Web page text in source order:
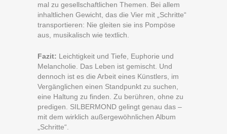
mal zu gesellschaftlichen Themen. Bei allem
inhaltlichen Gewicht, das die Vier mit „Schritte“
transportieren: Nie gleiten sie ins Pompöse
aus, musikalisch wie textlich.
Fazit: Leichtigkeit und Tiefe, Euphorie und
Melancholie. Das Leben ist gemischt. Und
dennoch ist es die Arbeit eines Künstlers, im
Vergänglichen einen Standpunkt zu suchen,
eine Haltung zu finden. Zu berühren, ohne zu
predigen. SILBERMOND gelingt genau das –
mit dem wirklich außergewöhnlichen Album
„Schritte“.